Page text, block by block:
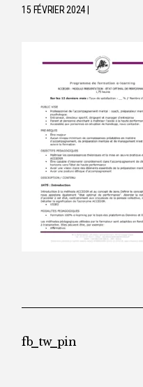
15 FÉVRIER 2024
fb tw pin